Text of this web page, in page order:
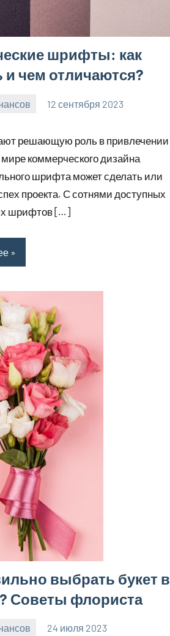
шрифты: как
чем отличаются?
12 сентября 2023
решающую роль в привлечении
коммерческого дизайна
шрифта может сделать или
проекта. С сотнями доступных
шрифтов […]
выбрать букет в
Советы флориста
24 июля 2023